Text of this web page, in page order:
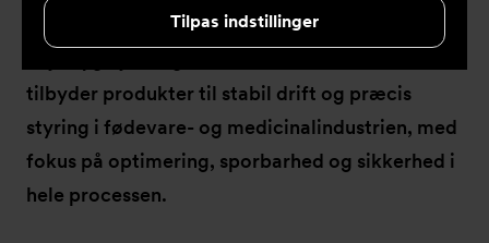
Tilpas indstillinger
Armatec’s løsninger til Food & Pharma opfylder
tilbyder produkter til stabil drift og præcis
styring i fødevare- og medicinalindustrien, med
fokus på optimering, sporbarhed og sikkerhed i
hele processen.